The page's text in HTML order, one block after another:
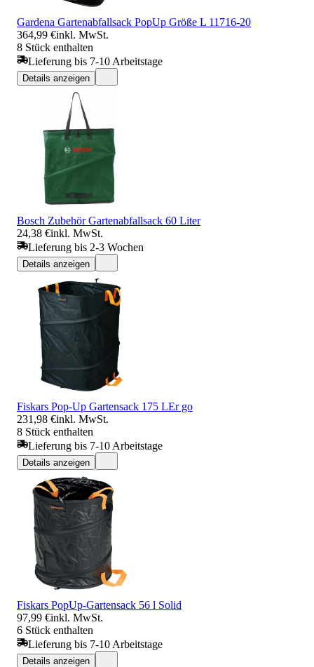
Gardena Gartenabfallsack PopUp Größe L 11716-20
364,99 €inkl. MwSt.
8 Stück enthalten
Lieferung bis 7-10 Arbeitstage
Details anzeigen
Bosch Zubehör Gartenabfallsack 60 Liter
24,38 €inkl. MwSt.
Lieferung bis 2-3 Wochen
Details anzeigen
Fiskars Pop-Up Gartensack 175 LEr go
231,98 €inkl. MwSt.
8 Stück enthalten
Lieferung bis 7-10 Arbeitstage
Details anzeigen
Fiskars PopUp-Gartensack 56 l Solid
97,99 €inkl. MwSt.
6 Stück enthalten
Lieferung bis 7-10 Arbeitstage
Details anzeigen